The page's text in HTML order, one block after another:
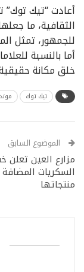
أعادت “تيك توك”
الثقافية، ما
للجمهور، تمثل
أما بالنسبة
خلق مكانة
تيك توك
الموضوع السابق
مزارع العين
السكريات
منتجاتها